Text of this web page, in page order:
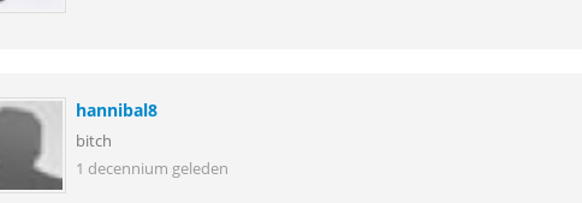
hannibal8
bitch
1 decennium geleden